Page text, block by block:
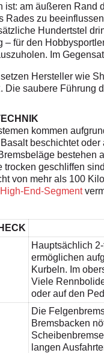
ist: am äußeren Rand
Rades zu
Hundertstel
– für den
Im
Hersteller wie
Die saubere Führung
kommen
beschichtet
bestehen
trocken geschliffen
von mehr als 100
High-End-Segment
Hauptsächlich
ermöglichen
Kurbeln. Im
Viele
oder auf den
Die
Bremsbacken
langen